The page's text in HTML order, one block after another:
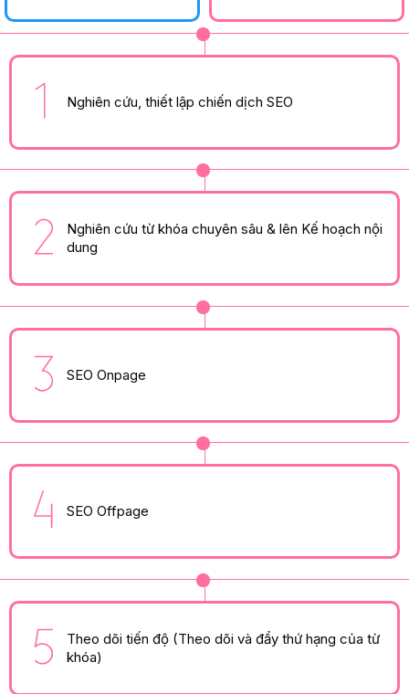
Nghiên cứu, thiết lập chiến dịch SEO
Nghiên cứu từ khóa chuyên sâu & lên Kế hoạch nội
dung
SEO Onpage
SEO Offpage
Theo dõi tiến độ (Theo dõi và đẩy thứ hạng của từ
khóa)